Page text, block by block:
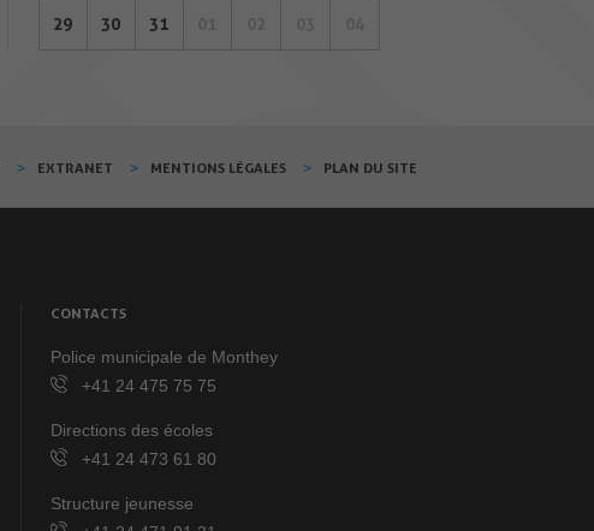
29 30 31
EXTRANET MENTIONS LÉGALES PLAN DU SITE
CONTACTS
Police municipale de Monthey
+41 24 475 75 75
Directions des écoles
+41 24 473 61 80
Structure jeunesse